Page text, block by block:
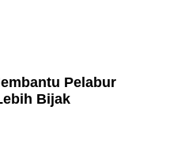
Pelabur
Bijak